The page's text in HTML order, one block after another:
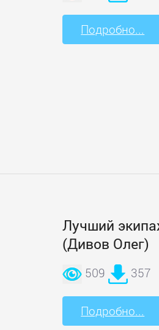
Подробно...
Лучший
(Дивов Олег)
509 357
Подробно...